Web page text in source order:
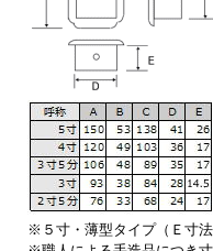
※５寸・薄型タイプ（Ｅ寸